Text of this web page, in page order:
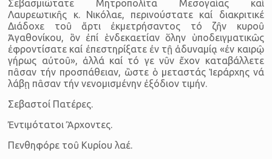
Σεβασμιώτατε Μητροπολίτα Μεσογαίας καί
Λαυρεωτικῆς κ. Νικόλαε, περινούστατε καί διακριτικέ
Διάδοχε τοῦ ἄρτι ἐκμετρήσα­ντος τό ζῆν κυροῦ
Ἀγαθονίκου, ὃν ἐπί ἑνδεκαετίαν ὅλην ὑποδειγμα­τικῶς
ἐφροντίσατε καί ἐπεστηρίξατε ἐν τῇ ἀδυναμίᾳ «ἐν καιρῷ
γή­ρως αὐτοῦ», ἀλλά καί τό γε νῦν ἔχον καταβάλλετε
πᾶσαν τήν προσ­πάθειαν, ὣστε ὁ μεταστάς Ἱεράρχης νά
λάβῃ πᾶσαν τήν νενομι­σμένην ἐξόδιον τιμήν.
Σεβαστοί Πατέρες.
Ἐντιμότατοι Ἂρχοντες.
Πενθηφόρε τοῦ Κυρίου λαέ.